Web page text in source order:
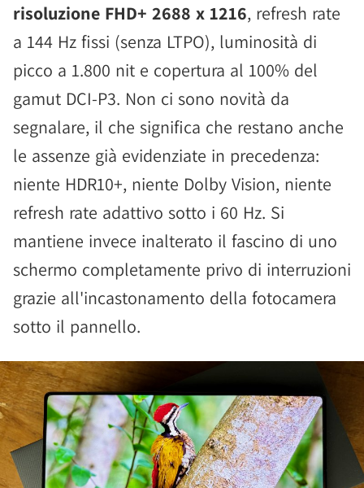
risoluzione FHD+ 2688 x 1216, refresh rate
a 144 Hz fissi (senza LTPO), luminosità di
picco a 1.800 nit e copertura al 100% del
gamut DCI-P3. Non ci sono novità da
segnalare, il che significa che restano anche
le assenze già evidenziate in precedenza:
niente HDR10+, niente Dolby Vision, niente
refresh rate adattivo sotto i 60 Hz. Si
mantiene invece inalterato il fascino di uno
schermo completamente privo di interruzioni
grazie all'incastonamento della fotocamera
sotto il pannello.